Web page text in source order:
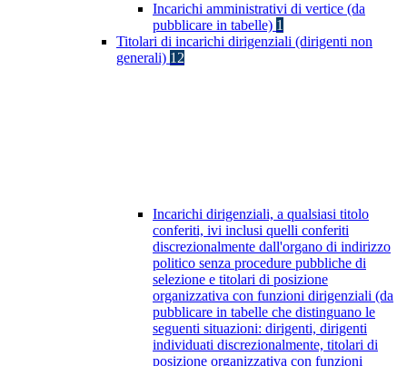
Incarichi amministrativi di vertice (da
pubblicare in tabelle) 1
Titolari di incarichi dirigenziali (dirigenti non
generali) 12
Incarichi dirigenziali, a qualsiasi titolo
conferiti, ivi inclusi quelli conferiti
discrezionalmente dall'organo di indirizzo
politico senza procedure pubbliche di
selezione e titolari di posizione
organizzativa con funzioni dirigenziali (da
pubblicare in tabelle che distinguano le
seguenti situazioni: dirigenti, dirigenti
individuati discrezionalmente, titolari di
posizione organizzativa con funzioni